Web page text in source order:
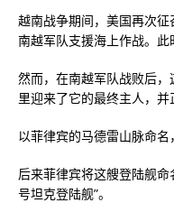
越南战争期间，美国再次
南越军队支援海上作战。此
然而，在南越军队战败后
里迎来了它的最终主人，并
以菲律宾的马德雷山脉命名
后来菲律宾将这艘登陆舰命
号坦克登陆舰”。